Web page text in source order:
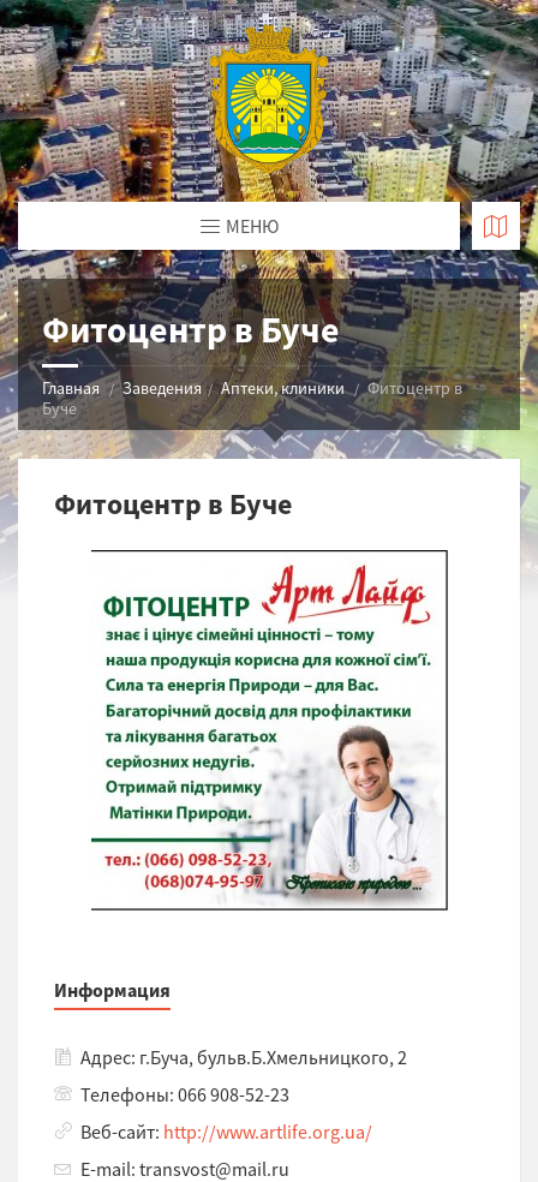
МЕНЮ
Фитоцентр в Буче
Главная Заведения Аптеки, клиники
Фитоцентр в
Буче
Фитоцентр в Буче
Информация
Адрес: г.Буча, бульв.Б.Хмельницкого, 2
Телефоны: 066 908-52-23
Веб-сайт: http://www.artlife.org.ua/
E-mail: transvost@mail.ru